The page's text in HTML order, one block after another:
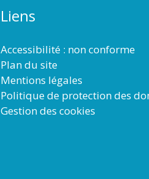
Liens
Accessibilité : non conforme
Plan du site
Mentions légales
Politique de protection des
Gestion des cookies